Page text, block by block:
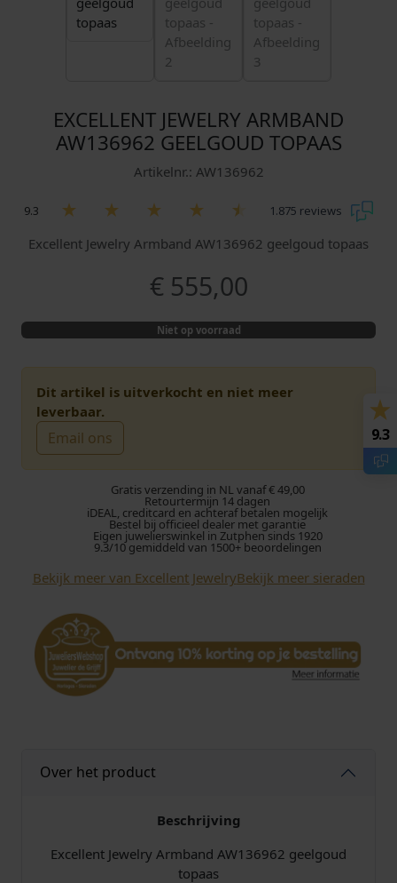
EXCELLENT JEWELRY ARMBAND
AW136962 GEELGOUD TOPAAS
Artikelnr.: AW136962
9.3 1.875 reviews
Excellent Jewelry Armband AW136962 geelgoud topaas
€555,00
Niet op voorraad
Dit artikel is uitverkocht en niet meer
leverbaar.
Email ons
Gratis verzending in NL vanaf € 49,00
Retourtermijn 14 dagen
iDEAL, creditcard en achteraf betalen mogelijk
Bestel bij officieel dealer met garantie
Eigen juwelierswinkel in Zutphen sinds 1920
9.3/10 gemiddeld van 1500+ beoordelingen
Bekijk meer van Excellent JewelryBekijk meer sieraden
Over het product
Beschrijving
Excellent Jewelry Armband AW136962 geelgoud
topaas
9.3